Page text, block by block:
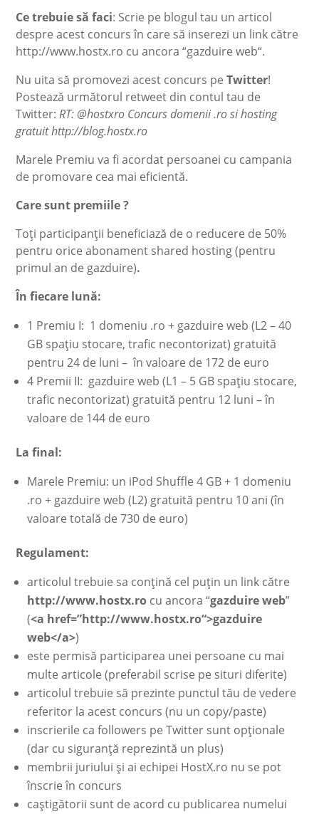
Ce trebuie să faci: Scrie pe blogul tau un articol
despre acest concurs în care să inserezi un link către
http://www.hostx.ro cu ancora “gazduire web“.
Nu uita să promovezi acest concurs peTwitter!
Postează următorul retweet din contul tau de
Twitter:RT: @hostxro Concurs domenii .ro si hosting
gratuit http://blog.hostx.ro
Marele Premiu va fi acordat persoanei cu campania
de promovare cea mai eficientă.
Care sunt premiile ?
Toţi participanţii beneficiază de o reducere de 50%
pentru orice abonament shared hosting (pentru
primul an de gazduire).
În fiecare lună:
1 Premiu I: 1 domeniu .ro + gazduire web (L2 – 40
GB spaţiu stocare, trafic necontorizat) gratuită
pentru 24 de luni – în valoare de 172 de euro
4 Premii II: gazduire web (L1 – 5 GB spaţiu stocare,
trafic necontorizat) gratuită pentru 12 luni – în
valoare de 144 de euro
La final:
Marele Premiu: un iPod Shuffle 4 GB + 1 domeniu
.ro + gazduire web (L2) gratuită pentru 10 ani (în
valoare totală de 730 de euro)
Regulament:
articolul trebuie sa conţină cel puţin un link către
http://www.hostx.ro cu ancora “gazduire web”
(<a href=”http://www.hostx.ro“>gazduire
web</a>)
este permisă participarea unei persoane cu mai
multe articole (preferabil scrise pe situri diferite)
articolul trebuie să prezinte punctul tău de vedere
referitor la acest concurs (nu un copy/paste)
inscrierile ca followers pe Twitter sunt opţionale
(dar cu siguranţă reprezintă un plus)
membrii juriului şi ai echipei HostX.ro nu se pot
înscrie în concurs
caştigătorii sunt de acord cu publicarea numelui